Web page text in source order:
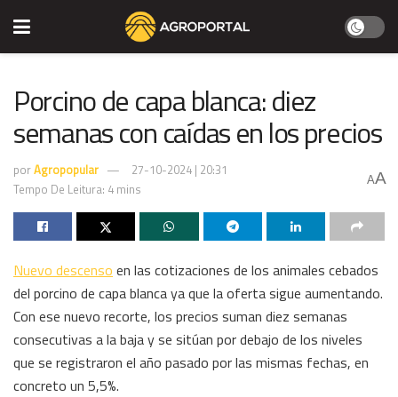
Porcino de capa blanca: diez
semanas con caídas en los precios
porAgropopular
27-10-2024 | 20:31
Tempo De Leitura: 4 mins
AA
Nuevo descenso en las cotizaciones de los animales cebados
del porcino de capa blanca ya que la oferta sigue aumentando.
Con ese nuevo recorte, los precios suman diez semanas
consecutivas a la baja y se sitúan por debajo de los niveles
que se registraron el año pasado por las mismas fechas, en
concreto un 5,5%.